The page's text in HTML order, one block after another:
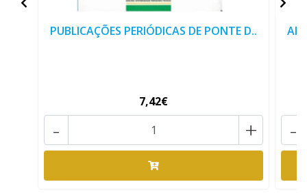
PUBLICAÇÕES PERIÓDICAS DE PONTE D..
7,42€
+
- -